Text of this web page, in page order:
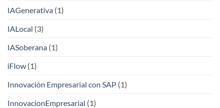
IAGenerativa (1)
IALocal (3)
IASoberana (1)
iFlow (1)
Innovación Empresarial con SAP (1)
InnovacionEmpresarial (1)